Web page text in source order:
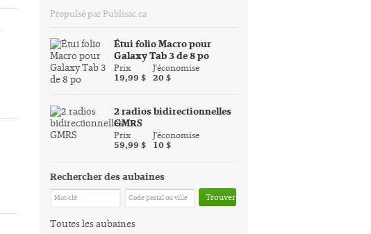
Propulsé par Publisac.ca
Étui folio Macro pour
Galaxy Tab 3 de 8 po
Prix
19,99 $
J'économise
20 $
2 radios bidirectionnelles
GMRS
Prix
59,99 $
J'économise
10 $
Rechercher des aubaines
Trouver
Toutes les aubaines